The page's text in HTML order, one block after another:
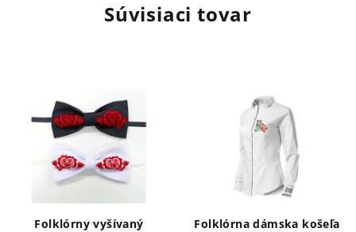
Súvisiaci tovar
Folklórny vyšívaný Folklórna dámska košeľa